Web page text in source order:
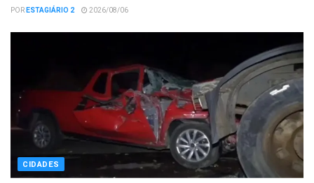
PORESTAGIÁRIO 2 2026/08/06
CIDADES